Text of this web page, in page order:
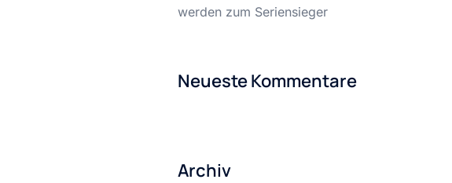
werden zum Seriensieger
Neueste Kommentare
Archiv